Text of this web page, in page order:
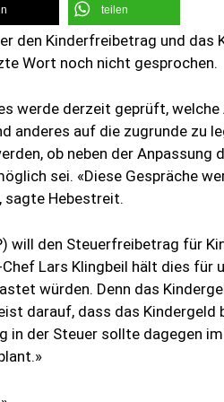
teilen
den Kinderfreibetrag und das
Wort noch nicht gesprochen.
werde derzeit geprüft, welche
anderes auf die zugrunde zu
ob neben der Anpassung
sei. «Diese Gespräche
sagte Hebestreit.
will den Steuerfreibetrag für
Lars Klingbeil hält dies für
würden. Denn das
darauf, dass das
in der Steuer sollte dagegen